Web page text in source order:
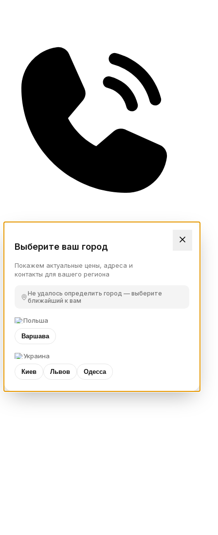
Выберите ваш город
Покажем актуальные цены, адреса и
контакты для вашего региона
Не удалось определить город — выберите
ближайший к вам
Польша
Варшава
Украина
Киев Львов Одесса